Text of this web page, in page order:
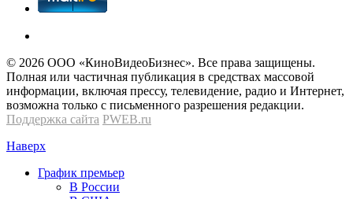
© 2026 OOО «КиноВидеоБизнес». Все права защищены.
Полная или частичная публикация в средствах массовой
информации, включая прессу, телевидение, радио и Интернет,
возможна только с письменного разрешения редакции.
Поддержка сайта PWEB.ru
Наверх
График премьер
В России